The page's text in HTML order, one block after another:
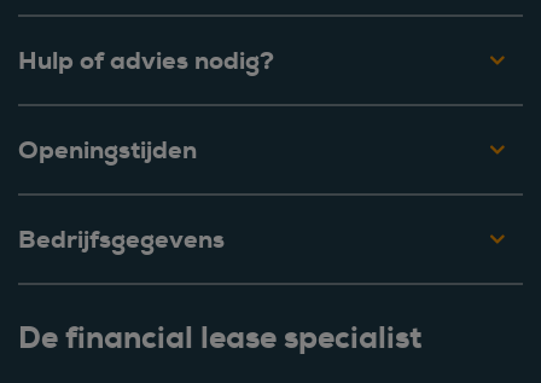
Hulp of advies nodig?
Openingstijden
Bedrijfsgegevens
De financial lease specialist